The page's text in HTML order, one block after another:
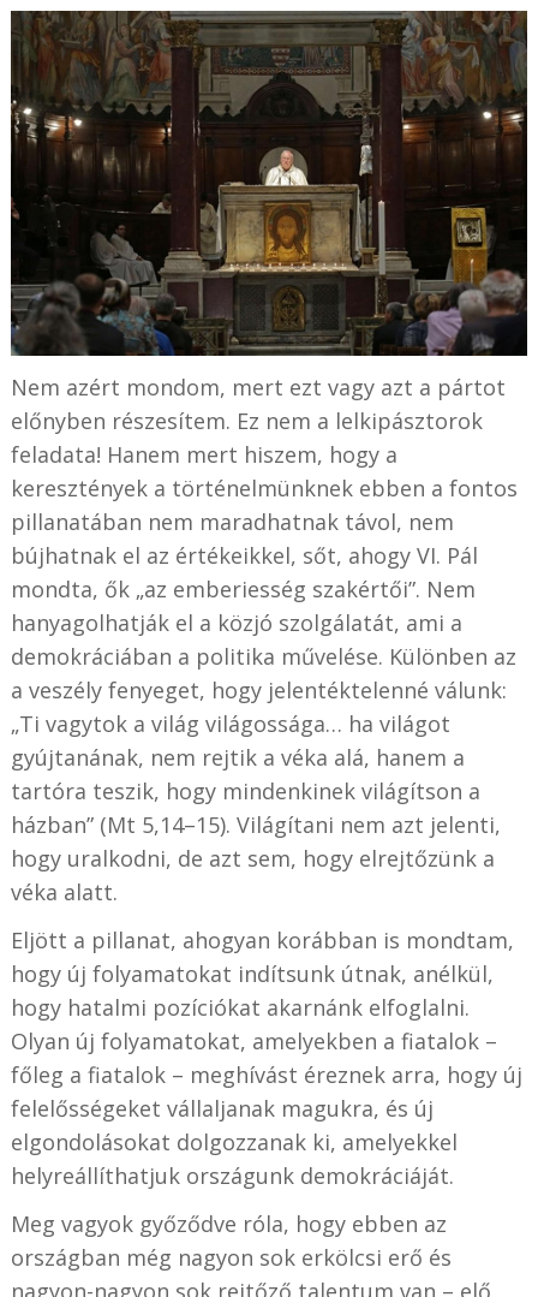
Nem azért mondom, mert ezt vagy azt a pártot
előnyben részesítem. Ez nem a lelkipásztorok
feladata! Hanem mert hiszem, hogy a
keresztények a történelmünknek ebben a fontos
pillanatában nem maradhatnak távol, nem
bújhatnak el az értékeikkel, sőt, ahogy VI. Pál
mondta, ők „az emberiesség szakértői”. Nem
hanyagolhatják el a közjó szolgálatát, ami a
demokráciában a politika művelése. Különben az
a veszély fenyeget, hogy jelentéktelenné válunk:
„Ti vagytok a világ világossága… ha világot
gyújtanának, nem rejtik a véka alá, hanem a
tartóra teszik, hogy mindenkinek világítson a
házban” (Mt 5,14–15). Világítani nem azt jelenti,
hogy uralkodni, de azt sem, hogy elrejtőzünk a
véka alatt.
Eljött a pillanat, ahogyan korábban is mondtam,
hogy új folyamatokat indítsunk útnak, anélkül,
hogy hatalmi pozíciókat akarnánk elfoglalni.
Olyan új folyamatokat, amelyekben a fiatalok –
főleg a fiatalok – meghívást éreznek arra, hogy új
felelősségeket vállaljanak magukra, és új
elgondolásokat dolgozzanak ki, amelyekkel
helyreállíthatjuk országunk demokráciáját.
Meg vagyok győződve róla, hogy ebben az
országban még nagyon sok erkölcsi erő és
nagyon-nagyon sok rejtőző talentum van – elő